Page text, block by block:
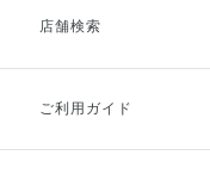
店舗検索
ご利用ガイド